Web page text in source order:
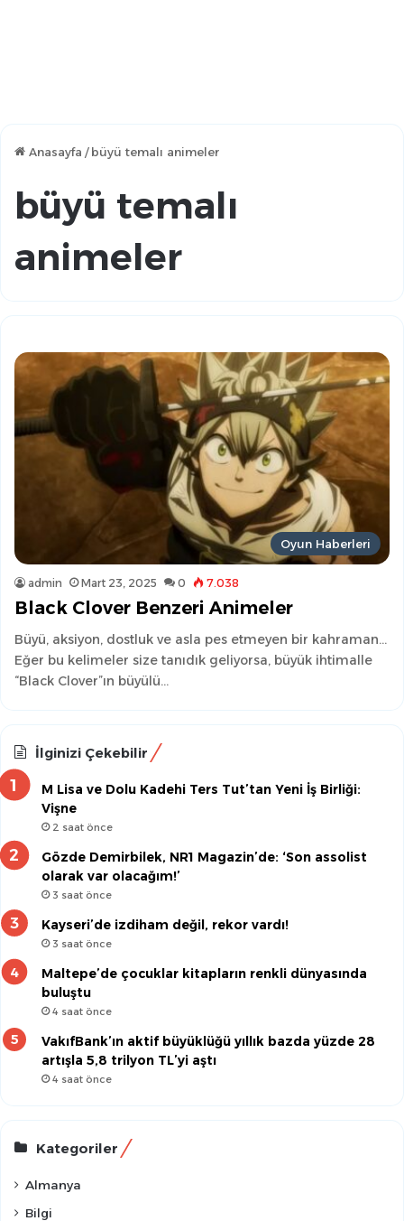
Anasayfa / büyü temalı animeler
büyü temalı
animeler
Oyun Haberleri
admin Mart 23, 2025 0 7.038
Black Clover Benzeri Animeler
Büyü, aksiyon, dostluk ve asla pes etmeyen bir kahraman…
Eğer bu kelimeler size tanıdık geliyorsa, büyük ihtimalle
“Black Clover”ın büyülü…
İlginizi Çekebilir
M Lisa ve Dolu Kadehi Ters Tut’tan Yeni İş Birliği:
Vişne
2 saat önce
Gözde Demirbilek, NR1 Magazin’de: ‘Son assolist
olarak var olacağım!’
3 saat önce
Kayseri’de izdiham değil, rekor vardı!
3 saat önce
Maltepe’de çocuklar kitapların renkli dünyasında
buluştu
4 saat önce
VakıfBank’ın aktif büyüklüğü yıllık bazda yüzde 28
artışla 5,8 trilyon TL’yi aştı
4 saat önce
Kategoriler
Almanya
Bilgi